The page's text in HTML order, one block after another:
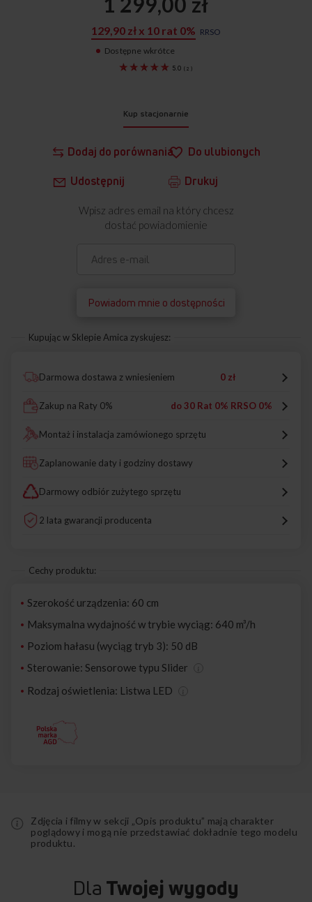
Dodaj do porównania Do ulubionych
Udostępnij Drukuj
5.0 ( 2 )
129,90 zł x 10 rat 0% RRSO
Dostępne wkrótce
Wpisz adres email na który chcesz
dostać powiadomienie
Powiadom mnie o dostępności
Kup stacjonarnie
Kupując w Sklepie Amica zyskujesz:
Darmowa dostawa z wniesieniem 0 zł
Zakup na Raty 0% do 30 Rat 0% RRSO 0%
Montaż i instalacja zamówionego sprzętu
Zaplanowanie daty i godziny dostawy
Darmowy odbiór zużytego sprzętu
2 lata gwarancji producenta
Cechy produktu:
Szerokość urządzenia: 60 cm
Maksymalna wydajność w trybie wyciąg: 640 m³/h
Poziom hałasu (wyciąg tryb 3): 50 dB
Sterowanie: Sensorowe typu Slider
Rodzaj oświetlenia: Listwa LED
Zdjęcia i filmy w sekcji „Opis produktu” mają charakter
poglądowy i mogą nie przedstawiać dokładnie tego modelu
produktu.
Dla Twojej wygody